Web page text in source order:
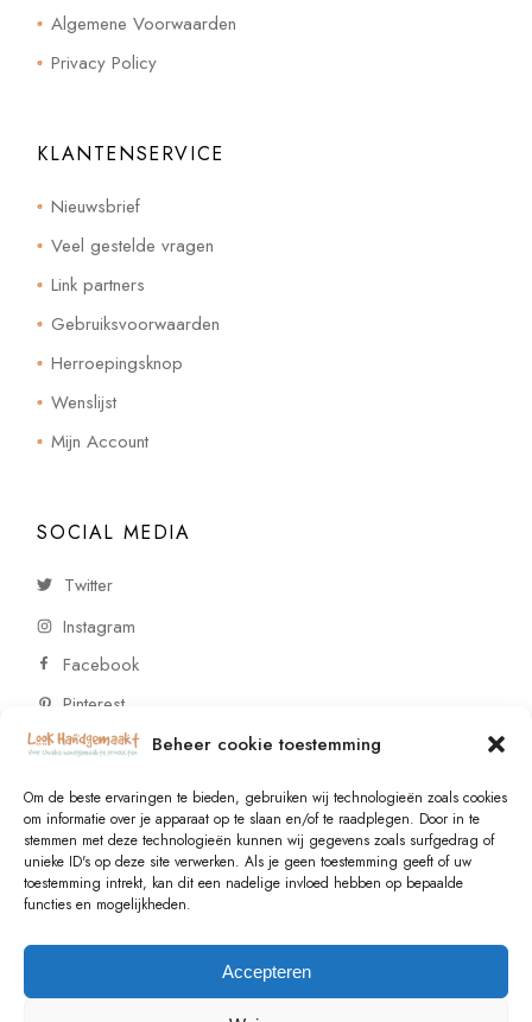
Beheer cookie toestemming
Om de beste ervaringen te bieden, gebruiken wij technologieën zoals cookies
om informatie over je apparaat op te slaan en/of te raadplegen. Door in te
stemmen met deze technologieën kunnen wij gegevens zoals surfgedrag of
unieke ID's op deze site verwerken. Als je geen toestemming geeft of uw
toestemming intrekt, kan dit een nadelige invloed hebben op bepaalde
functies en mogelijkheden.
Accepteren
Algemene Voorwaarden
Privacy Policy
KLANTENSERVICE
Nieuwsbrief
Veel gestelde vragen
Link partners
Gebruiksvoorwaarden
Herroepingsknop
Wenslijst
Mijn Account
SOCIAL MEDIA
Twitter
Instagram
Facebook
Pinterest
CONTACT
Vragen of wensen? Neem contact op!
+31 (0)6 229 021 29